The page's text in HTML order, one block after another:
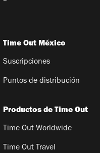
Time Out México
Suscripciones
Puntos de distribución
Productos de Time Out
Time Out Worldwide
Time Out Travel